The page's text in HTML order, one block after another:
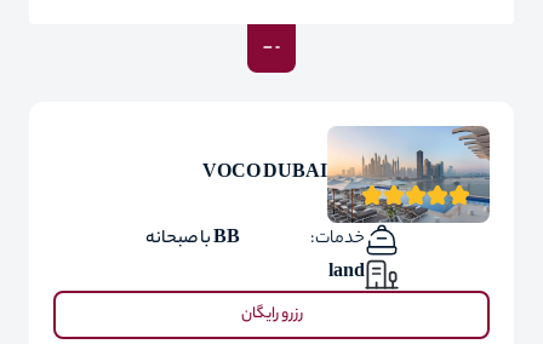
VOCO DUBAI
خدمات:
BB با صبحانه
land
رزرو رایگان